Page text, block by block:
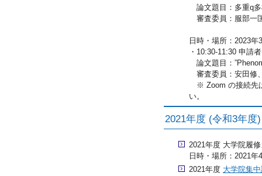
論文題目：多重q
審査委員：服部一
日時・場所：2023
・10:30-11:30 申請
論文題目：
審査委員：安田修
※ Zoom の接続先
い。
2021年度 (令和3年
2021年度 大学院履
日時・場所：2021
2021年度 大学院集